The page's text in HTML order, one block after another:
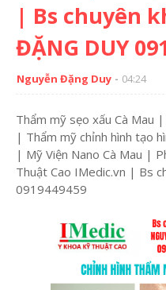
| Bs chuyên
ĐẶNG DUY
Nguyễn Đặng Duy 04:24
Thẩm mỹ sẹo xấu Cà Mau
| Thẩm mỹ chỉnh hình tạo
| Mỹ Viện Nano Cà Mau |
Thuật Cao IMedic.vn | Bs
0919449459